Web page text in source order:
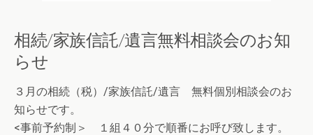
相続/家族信託/遺言無料相談会のお知
らせ
３月の相続（税）/家族信託/遺言 無料個別相談会のお
知らせです。
<事前予約制＞ １組４０分で順番にお呼び致します。